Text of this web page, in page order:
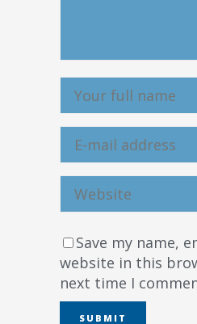
Save my name,
website in this
next time I